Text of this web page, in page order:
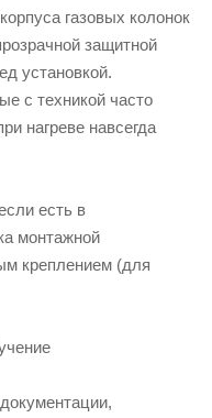
газовых колонок
защитной
установкой.
с техникой часто
нагреве навсегда
есть в
монтажной
креплением (для